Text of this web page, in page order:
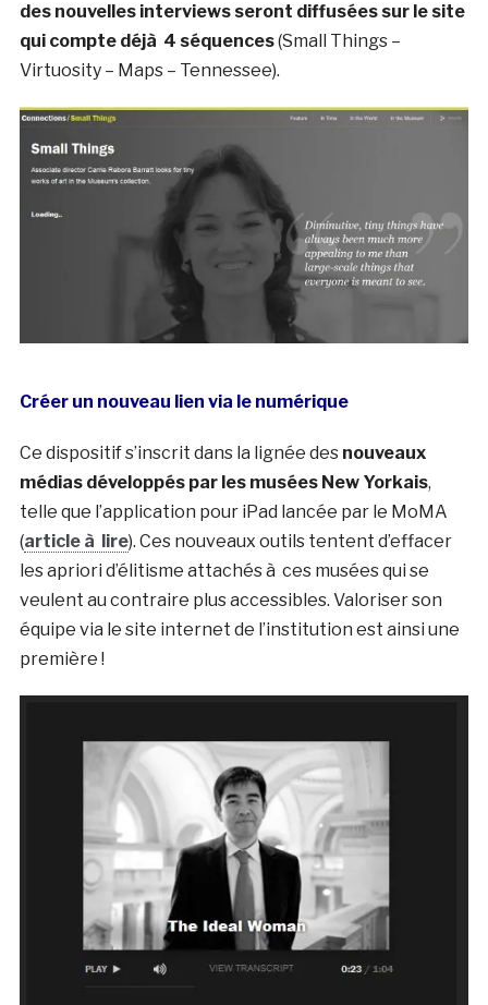
des nouvelles interviews seront diffusées sur le site
qui compte déjà 4 séquences(Small Things –
Virtuosity – Maps – Tennessee).
Créer un nouveau lien via le numérique
Ce dispositif s’inscrit dans la lignée desnouveaux
médias développés par les musées New Yorkais,
telle que l’application pour iPad lancée par le MoMA
(article à lire). Ces nouveaux outils tentent d’effacer
les apriori d’élitisme attachés à ces musées qui se
veulent au contraire plus accessibles. Valoriser son
équipe via le site internet de l’institution est ainsi une
première !